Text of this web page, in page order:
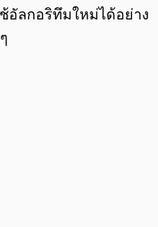
อัลกอริทึมใหม่ได้อย่าง